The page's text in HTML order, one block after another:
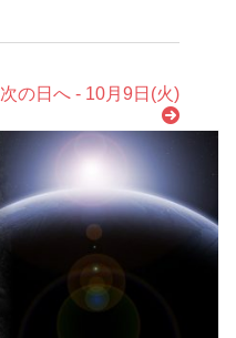
次の日へ - 10月9日(火)